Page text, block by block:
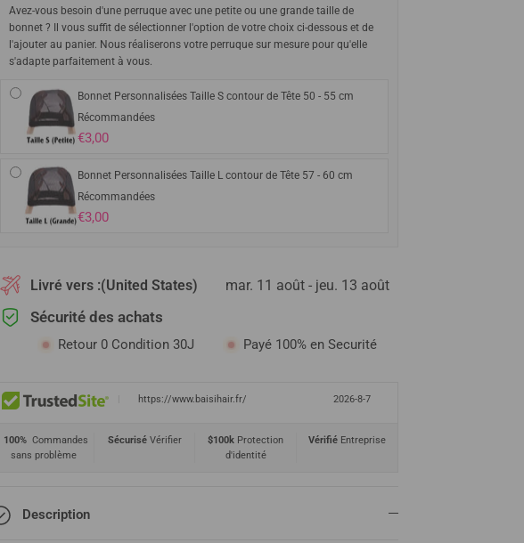
Avez-vous besoin d'une perruque avec une petite ou une grande taille de
bonnet ? Il vous suffit de sélectionner l'option de votre choix ci-dessous et de
l'ajouter au panier. Nous réaliserons votre perruque sur mesure pour qu'elle
s'adapte parfaitement à vous.
Bonnet Personnalisées Taille S contour de Tête 50 - 55 cm
Récommandées
€3,00
Bonnet Personnalisées Taille L contour de Tête 57 - 60 cm
Récommandées
€3,00
Livré vers :(United States) mar. 11 août - jeu. 13 août
Sécurité des achats
Retour 0 Condition 30J Payé 100% en Securité
https://www.baisihair.fr/ 2026-8-7
100% Commandes
sans problème
SécuriséVérifier $100k Protection
d'identité
Vérifié Entreprise
Description